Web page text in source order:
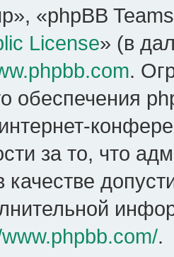
«phpBB
License» (в
.
обеспечения
за то, что
качестве
.